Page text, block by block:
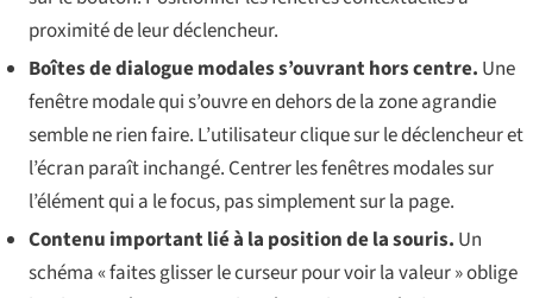
proximité de leur déclencheur.
Boîtes de dialogue modales s’ouvrant hors centre. Une
fenêtre modale qui s’ouvre en dehors de la zone agrandie
semble ne rien faire. L’utilisateur clique sur le déclencheur et
l’écran paraît inchangé. Centrer les fenêtres modales sur
l’élément qui a le focus, pas simplement sur la page.
Contenu important lié à la position de la souris. Un
schéma « faites glisser le curseur pour voir la valeur » oblige